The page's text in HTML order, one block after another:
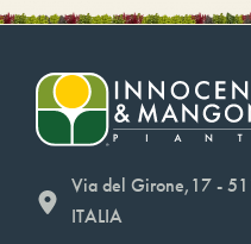
Via del Girone,17 -
ITALIA